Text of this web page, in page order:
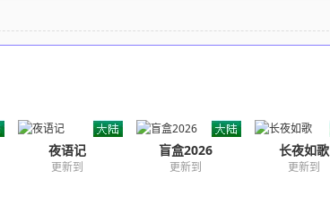
夜语记
更新到
盲盒2026
更新到
长夜如歌
更新到